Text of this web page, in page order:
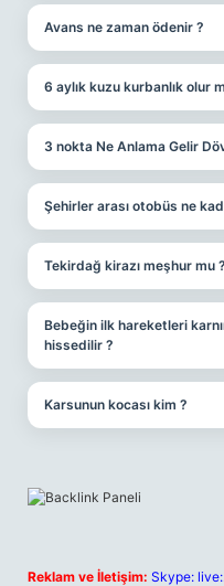
Avans ne zaman ödenir ?
6 aylık kuzu kurbanlık olur
3 nokta Ne Anlama Gelir
Şehirler arası otobüs ne
Tekirdağ kirazı meşhur mu ?
Bebeğin ilk hareketleri
hissedilir ?
Karsunun kocası kim ?
Reklam ve İletişim: Skype: